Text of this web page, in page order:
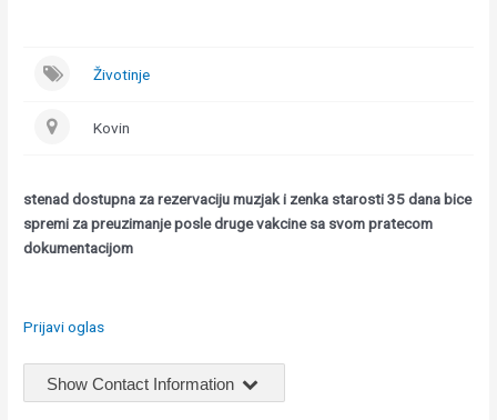
Životinje
Kovin
stenad dostupna za rezervaciju muzjak i zenka starosti 35 dana bice
spremi za preuzimanje posle druge vakcine sa svom pratecom
dokumentacijom
Prijavi oglas
Show Contact Information